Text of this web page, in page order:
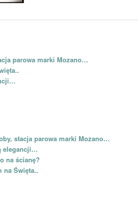
parowa marki Mozano…
stacja parowa marki Mozano…
elegancji…
na ścianę?
na Święta..